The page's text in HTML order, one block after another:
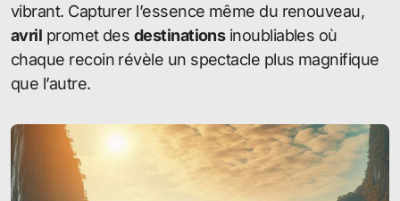
vibrant. Capturer l’essence même du renouveau,
avril promet des destinationsinoubliables où
chaque recoin révèle un spectacle plus magnifique
que l’autre.